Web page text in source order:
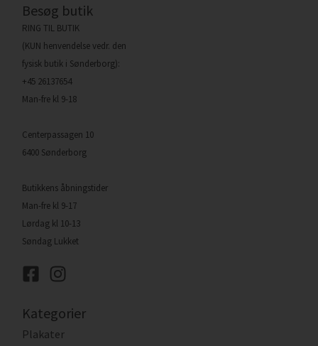
Besøg butik
RING TIL BUTIK
(KUN henvendelse vedr. den
fysisk butik i Sønderborg):
+45 26137654
Man-fre kl 9-18
Centerpassagen 10
6400 Sønderborg
Butikkens åbningstider
Man-fre kl 9-17
Lørdag kl 10-13
Søndag Lukket
Kategorier
Plakater